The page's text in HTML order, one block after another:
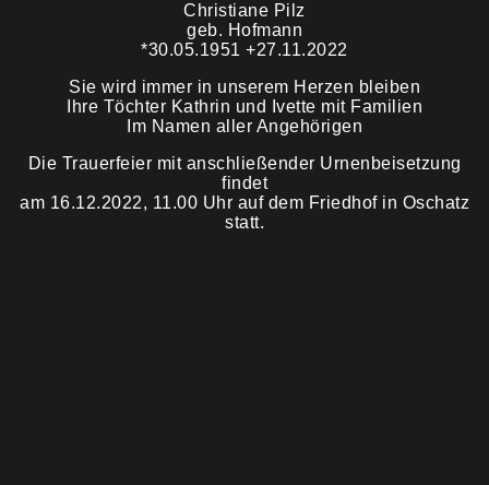
Christiane Pilz
geb. Hofmann
*30.05.1951 +27.11.2022
Sie wird immer in unserem Herzen bleiben
Ihre Töchter Kathrin und Ivette mit Familien
Im Namen aller Angehörigen
Die Trauerfeier mit anschließender Urnenbeisetzung
findet
am 16.12.2022, 11.00 Uhr auf dem Friedhof in Oschatz
statt.